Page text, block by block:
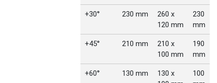
+30° 230 mm
260 x
120 mm
230
mm
+45° 210 mm
210 x
100 mm
190
mm
+60° 130 mm
130 x
100